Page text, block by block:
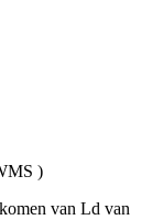
)
van Ld van